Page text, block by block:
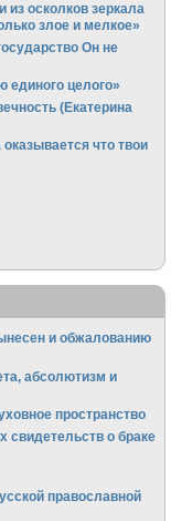
осколков зеркала
злое и мелкое»
Он не
единого целого»
(Екатерина
что твои
и обжалованию
абсолютизм и
пространство
свидетельств о браке
православной